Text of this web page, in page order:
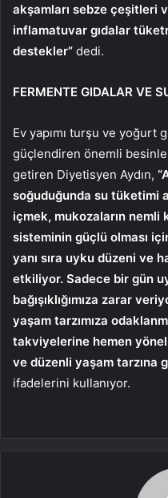
akşamları sebze çeşitleri
inflamatuvar gıdalar
destekler” dedi.
FERMENTE GIDALAR VE
Ev yapımı turşu ve yoğurt
güçlendiren önemli besinler
getiren Diyetisyen Aydın,
soğuduğunda su tüketimi
içmek, mukozaların nemli
sisteminin güçlü olması
yanı sıra uyku düzeni ve
etkiliyor. Sadece bir gün
bağışıklığımıza zarar
yaşam tarzımıza
takviyelerine hemen
ve düzenli yaşam tarzına
ifadelerini kullanıyor.